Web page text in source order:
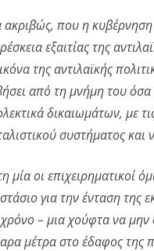
που η κυβέρνηση
εξαιτίας της
της αντιλαϊκής
από τη μνήμη του όσα
δικαιωμάτων, με
συστήματος
μία οι επιχειρηματικοί
για την ένταση της
– μια χούφτα να μην
μέτρα στο έδαφος της